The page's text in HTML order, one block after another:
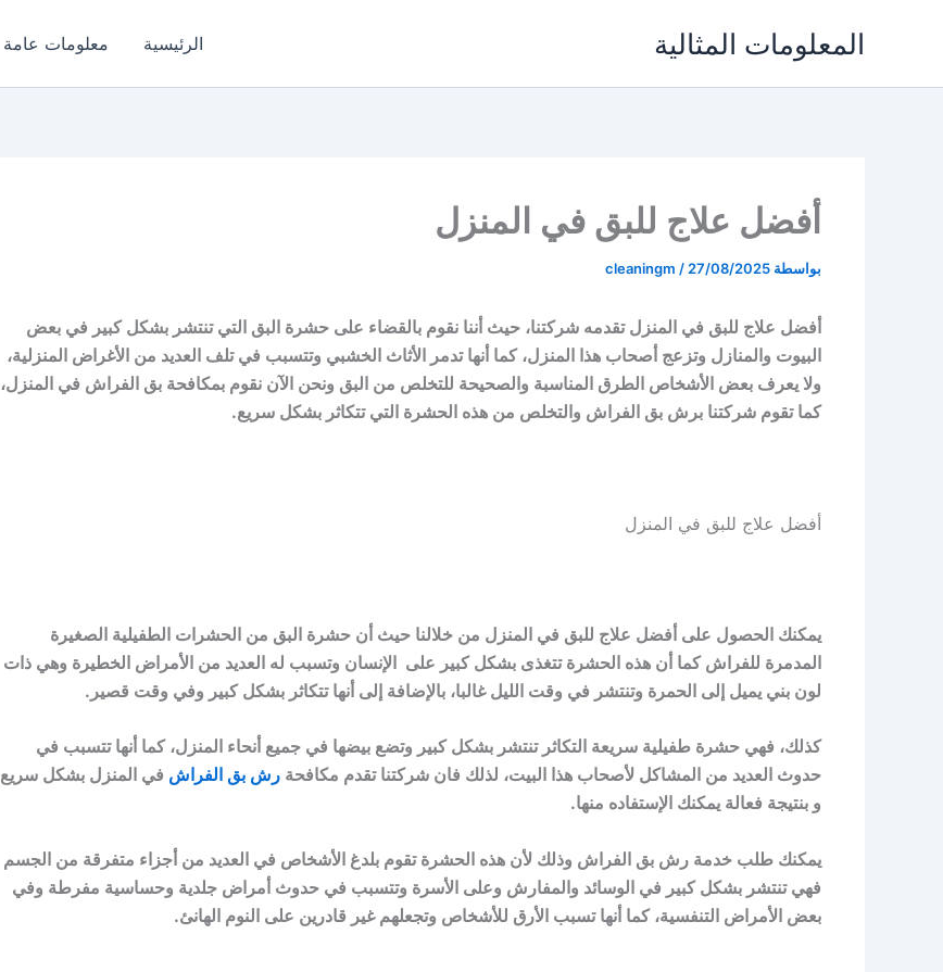
المعلومات المثالية الرئيسية معلومات عامة
أفضل علاج للبق في المنزل
بواسطة cleaningm / 27/08/2025
أفضل علاج للبق في المنزل تقدمه شركتنا، حيث أننا نقوم بالقضاء على حشرة البق التي تنتشر بشكل كبير في بعض
البيوت والمنازل وتزعج أصحاب هذا المنزل، كما أنها تدمر الأثاث الخشبي وتتسبب في تلف العديد من الأغراض المنزلية،
ولا يعرف بعض الأشخاص الطرق المناسبة والصحيحة للتخلص من البق ونحن الآن نقوم بمكافحة بق الفراش في المنزل،
كما تقوم شركتنا برش بق الفراش والتخلص من هذه الحشرة التي تتكاثر بشكل سريع.
أفضل علاج للبق في المنزل
يمكنك الحصول على أفضل علاج للبق في المنزل من خلالنا حيث أن حشرة البق من الحشرات الطفيلية الصغيرة
المدمرة للفراش كما أن هذه الحشرة تتغذى بشكل كبير على الإنسان وتسبب له العديد من الأمراض الخطيرة وهي ذات
لون بني يميل إلى الحمرة وتنتشر في وقت الليل غالبا، بالإضافة إلى أنها تتكاثر بشكل كبير وفي وقت قصير.
كذلك، فهي حشرة طفيلية سريعة التكاثر تنتشر بشكل كبير وتضع بيضها في جميع أنحاء المنزل، كما أنها تتسبب في
حدوث العديد من المشاكل لأصحاب هذا البيت، لذلك فان شركتنا تقدم مكافحة رش بق الفراش في المنزل بشكل سريع
و بنتيجة فعالة يمكنك الإستفاده منها.
يمكنك طلب خدمة رش بق الفراش وذلك لأن هذه الحشرة تقوم بلدغ الأشخاص في العديد من أجزاء متفرقة من الجسم
فهي تنتشر بشكل كبير في الوسائد والمفارش وعلى الأسرة وتتسبب في حدوث أمراض جلدية وحساسية مفرطة وفي
بعض الأمراض التنفسية، كما أنها تسبب الأرق للأشخاص وتجعلهم غير قادرين على النوم الهانئ.